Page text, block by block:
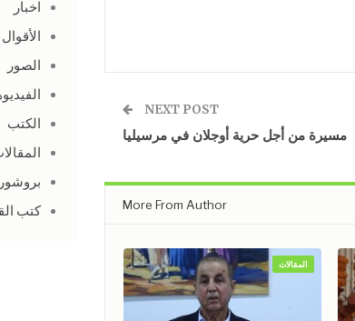
NEXT POST
مسيرة من أجل حرية أوجلان في مرسيليا
More From Author
المقالات
اخبار
الأقوال
الصور
الكتب
كتب